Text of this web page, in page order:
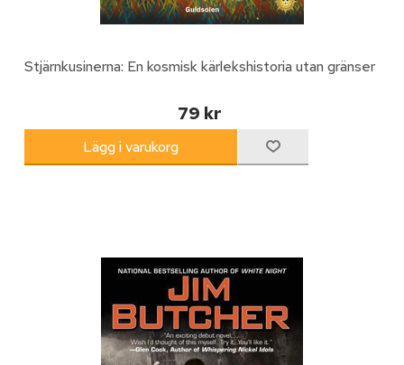
Stjärnkusinerna: En kosmisk kärlekshistoria utan gränser
79 kr